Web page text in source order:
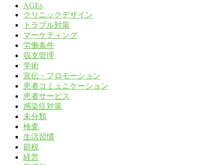
AGEs
クリニックデザイン
トラブル対策
マーケティング
労働条件
収支管理
学術
宣伝・プロモーション
患者コミュニケーション
患者サービス
感染症対策
未分類
検査
生活習慣
節税
経営